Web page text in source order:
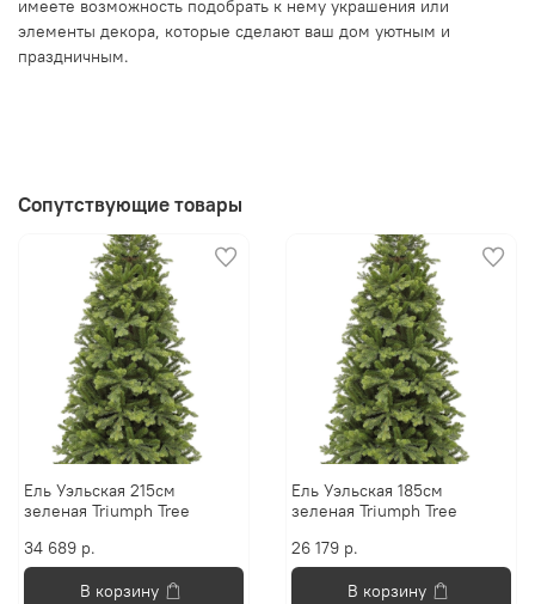
имеете возможность подобрать к нему украшения или
элементы декора, которые сделают ваш дом уютным и
праздничным.
Сопутствующие товары
Ель Уэльская 215см
зеленая Triumph Tree
34 689 р.
В корзину
Ель Уэльская 185см
зеленая Triumph Tree
26 179 р.
В корзину